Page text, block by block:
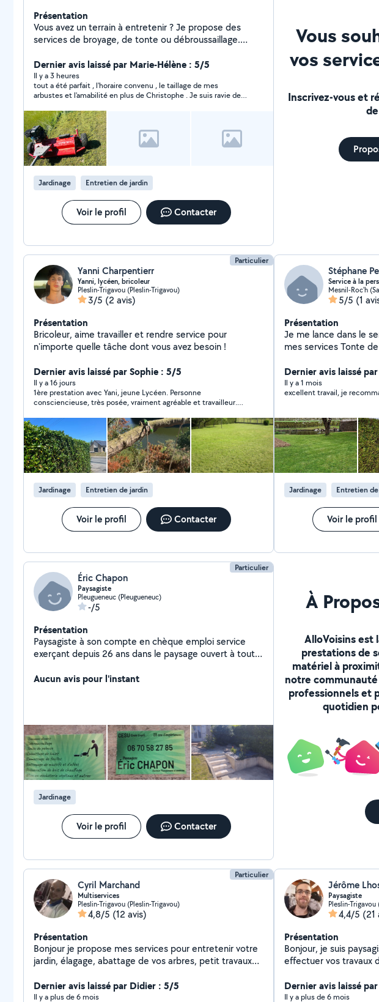
Présentation
Vous avez un terrain à entretenir ? Je propose des
services de broyage, de tonte ou débroussaillage.
petit travaux d'entretien tonte, débroussaillage, taillage
de haie, élagage etc Évacuation de déchet. Entretien
de terrains, friches, pâture, roncier,verger,
accotements etc À bientôt dans vos jardins.
Dernier avis laissé par Marie-Hélène : 5/5
Il y a 3 heures
tout a été parfait , l'horaire convenu , le taillage de mes
arbustes et l'amabilité en plus de Christophe . Je suis ravie de
Jardinage Entretien de jardin
Voir le profil Contacter
Vous
vos
Inscrivez-vous et
Particulier
Yanni Charpentierr
Yanni, lycéen, bricoleur
Pleslin-Trigavou (Pleslin-Trigavou)
3/5 (2 avis)
Présentation
Bricoleur, aime travailler et rendre service pour
n'importe quelle tâche dont vous avez besoin !
Dernier avis laissé par Sophie : 5/5
Il y a 16 jours
1ère prestation avec Yani, jeune Lycéen. Personne
consciencieuse, très posée, vraiment agréable et travailleur.
vivement.
Jardinage Entretien de jardin
Voir le profil Contacter
Stéphane
Service à la
Mesnil-Roc'h
5/5 (1
Présentation
Je me lance dans le service en extérieur ,
mes services Tonte de pelouse
Dernier avis laissé
Il y a 1 mois
excellent travail, je
Jardinage Entretien
Voir le profil
Particulier
Éric Chapon
Paysagiste
Pleugueneuc (Pleugueneuc)
-/5
Présentation
Paysagiste à son compte en chèque emploi service
exerçant depuis 26 ans dans le paysage ouvert à toute
Aucun avis pour l'instant
Jardinage
Voir le profil Contacter
À
AlloVoisins est
prestations de
matériel à
notre
professionnels et
quotidien
Particulier
Cyril Marchand
Multiservices
Pleslin-Trigavou (Pleslin-Trigavou)
4,8/5 (12 avis)
Présentation
Bonjour je propose mes services pour entretenir votre
jardin, élagage, abattage de vos arbres, petit travaux
Dernier avis laissé par Didier : 5/5
Il y a plus de 6 mois
Jérôme
Paysagiste
Pleslin-Trigavou
4,4/5 (21
Présentation
Bonjour, je suis
effectuer vos travaux
contacter par SMS ou
Dernier avis laissé
Il y a plus de 6 mois